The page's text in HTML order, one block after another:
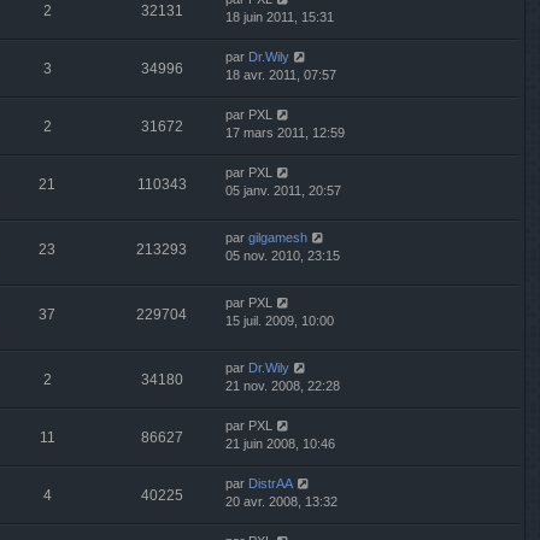
2 32131
18 juin 2011, 15:31
3 34996
par Dr.Wily
18 avr. 2011, 07:57
2 31672
par PXL
17 mars 2011, 12:59
21 110343
par PXL
05 janv. 2011, 20:57
23 213293
par gilgamesh
05 nov. 2010, 23:15
37 229704
par PXL
15 juil. 2009, 10:00
2 34180
par Dr.Wily
21 nov. 2008, 22:28
11 86627
par PXL
21 juin 2008, 10:46
4 40225
par DistrAA
20 avr. 2008, 13:32